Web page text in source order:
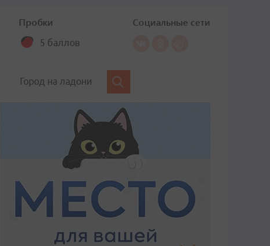
Пробки
5 баллов
Социальные сети
Город на ладони